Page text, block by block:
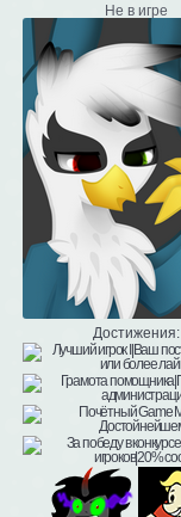
Не в игре
Достижения: